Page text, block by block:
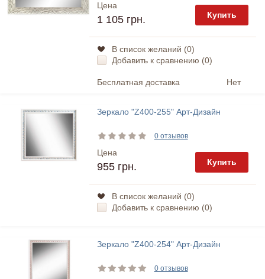
Цена
1 105 грн. Купить
В список желаний (0)
Добавить к сравнению (0)
Бесплатная доставка Нет
Зеркало "Z400-255" Арт-Дизайн
0 отзывов
Цена
955 грн. Купить
В список желаний (0)
Добавить к сравнению (0)
Зеркало "Z400-254" Арт-Дизайн
0 отзывов